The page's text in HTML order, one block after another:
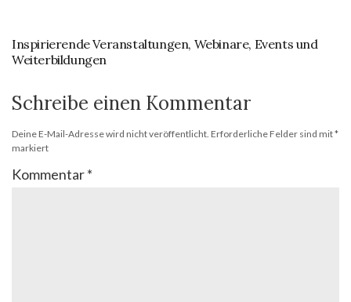
Inspirierende Veranstaltungen, Webinare, Events und
Weiterbildungen
Schreibe einen Kommentar
Deine E-Mail-Adresse wird nicht veröffentlicht. Erforderliche Felder sind mit*
markiert
Kommentar*